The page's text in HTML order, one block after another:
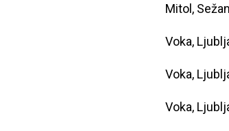
Mitol,
Voka,
Voka,
Voka,